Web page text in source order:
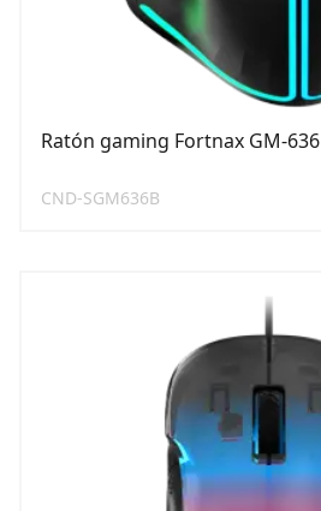
Ratón gaming Fortnax GM-636
CND-SGM636B